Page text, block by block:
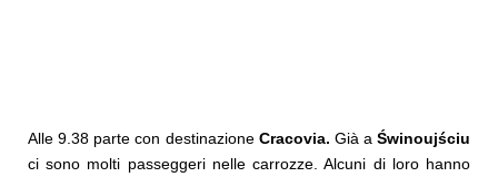
Alle 9.38 parte con destinazione Cracovia. Già a Świnoujściu
ci sono molti passeggeri nelle carrozze. Alcuni di loro hanno